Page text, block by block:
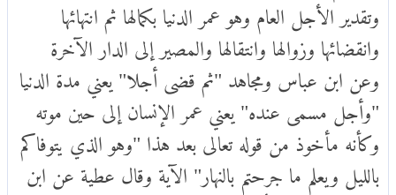
وتقدير الأجل العام وهو عمر الدنيا بكمالها ثم انتهائها
وانقضائها وزوالها وانتقالها والمصير إلى الدار الآخرة
وعن ابن عباس ومجاهد "ثم قضى أجلا" يعني مدة الدنيا
"وأجل مسمى عنده" يعني عمر الإنسان إلى حين موته
وكأنه مأخوذ من قوله تعالى بعد هذا "وهو الذي يتوفاكم
بالليل ويعلم ما جرحتم بالنهار" الآية وقال عطية عن ابن